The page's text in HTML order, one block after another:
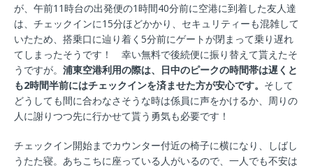
が、午前11時台の出発便の1時間40分前に空港に到着した友人達
は、チェックインに15分ほどかかり、セキュリティーも混雑して
いたため、搭乗口に辿り着く5分前にゲートが閉まって乗り遅れ
てしまったそうです！ 幸い無料で後続便に振り替えて貰えたそ
うですが。 浦東空港利用の際は、日中のピークの時間帯は遅くと
も2時間半前にはチェックインを済ませた方が安心です。 そして
どうしても間に合わなさそうな時は係員に声をかけるか、周りの
人に謝りつつ先に行かせて貰う勇気も必要です！
チェックイン開始までカウンター付近の椅子に横になり、しばし
うたた寝。あちこちに座っている人がいるので、一人でも不安は